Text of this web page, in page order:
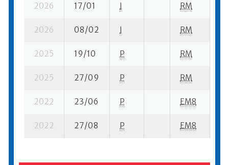
2026 17/01 I RM
2026 08/02 I RM
2025 19/10 P RM
2025 27/09 P RM
2022 23/06 P EM8
2022 27/08 P EM8